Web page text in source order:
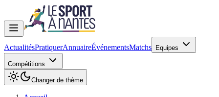
ActualitésPratiquerAnnuaireÉvénementsMatchs Equipes
Compétitions
Changer de thème